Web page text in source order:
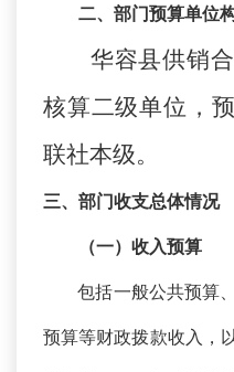
二、 部门预算单位
华容县供销
核算二级单位，
联社本级。
三、部门收支总体情况
（一）收入预算
包括一般公共预算
预算等财政拨款收入，